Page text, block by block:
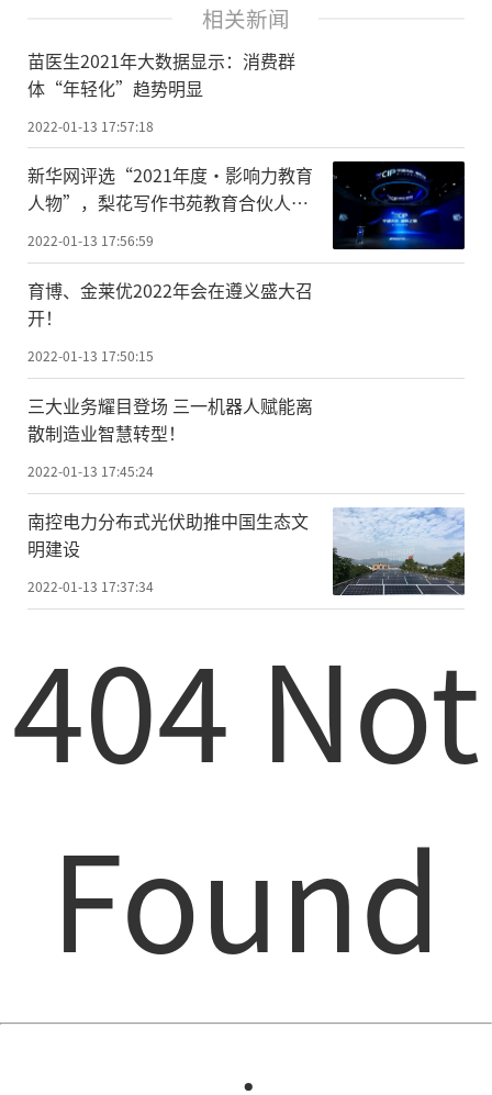
相关新闻
苗医生2021年大数据显示：消费群
体“年轻化”趋势明显
2022-01-13 17:57:18
新华网评选“2021年度·影响力教育
人物”，梨花写作书苑教育合伙人师
北宸上榜！
2022-01-13 17:56:59
育博、金莱优2022年会在遵义盛大召
开！
2022-01-13 17:50:15
三大业务耀目登场 三一机器人赋能离
散制造业智慧转型！
2022-01-13 17:45:24
南控电力分布式光伏助推中国生态文
明建设
2022-01-13 17:37:34
404 Not
Found